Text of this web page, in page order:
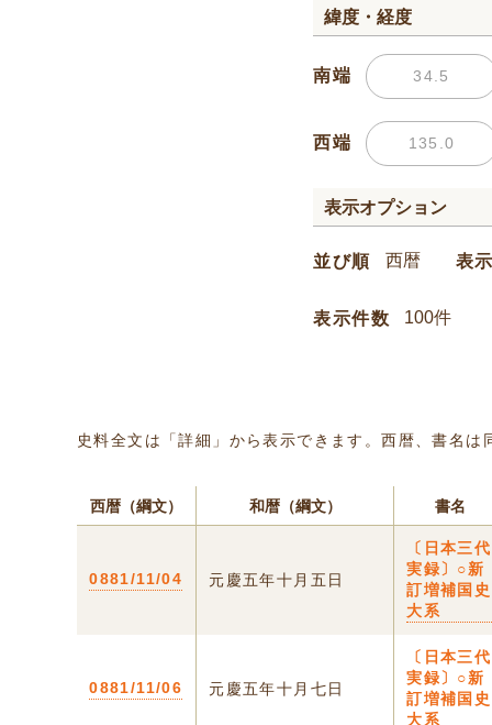
緯度・経度
南端
西端
表示オプション
並び順 表
表示件数
史料全文は「詳細」から表示できます。西暦、書名
西暦（綱文） 和暦（綱文） 書名
0881/11/04 元慶五年十月五日
〔日本三代
実録〕○新
訂増補国史
大系
0881/11/06 元慶五年十月七日
〔日本三代
実録〕○新
訂増補国史
大系